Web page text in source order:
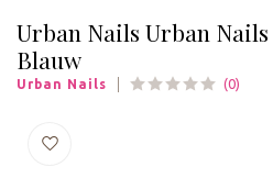
Urban Nails Urban Nails
Blauw
Urban Nails (0)